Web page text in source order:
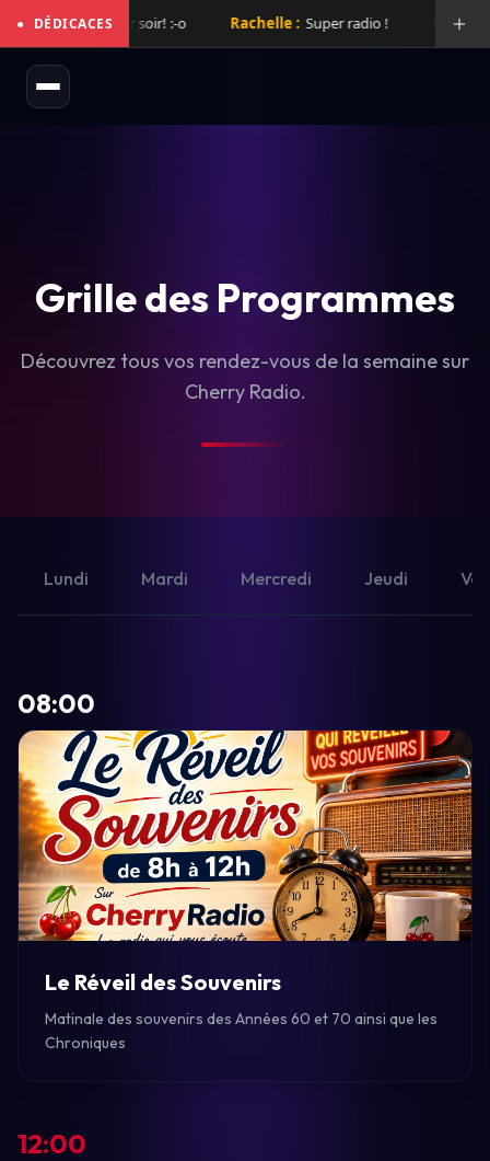
● DÉDICACES
de folie hier soir! :-o Rachelle : Super radio ! Laurent :
Grille des Programmes
Découvrez tous vos rendez-vous de la semaine sur
Cherry Radio.
Lundi Mardi Mercredi Jeudi
08:00
Le Réveil des Souvenirs
Matinale des souvenirs des Années 60 et 70 ainsi que les
Chroniques
12:00